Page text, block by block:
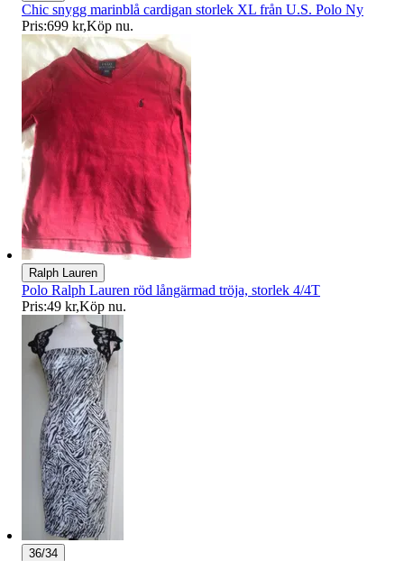
Chic snygg marinblå cardigan storlek XL från U.S. Polo Ny
Pris:699 kr,Köp nu.
Ralph Lauren
Polo Ralph Lauren röd långärmad tröja, storlek 4/4T
Pris:49 kr,Köp nu.
36/34